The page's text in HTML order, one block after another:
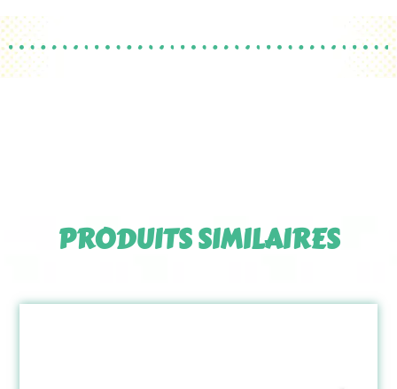
PRODUITS SIMILAIRES